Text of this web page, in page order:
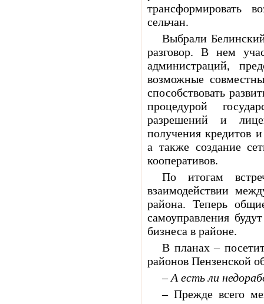
трансформировать
сельчан.
Выбрали
разговор. В нем
администраций,
возможные
способствовать
процедурой
разрешений и
получения кредитов
а также создание
кооперативов.
По итогам
взаимодействии
района. Теперь
самоуправления
бизнеса в районе.
В планах –
районов Пензенской
– А есть ли
– Прежде всего